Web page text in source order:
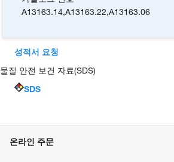
A13163.14,A13163.22,A13163.06
성적서 요청
물질 안전 보건 자료(SDS)
SDS
온라인 주문